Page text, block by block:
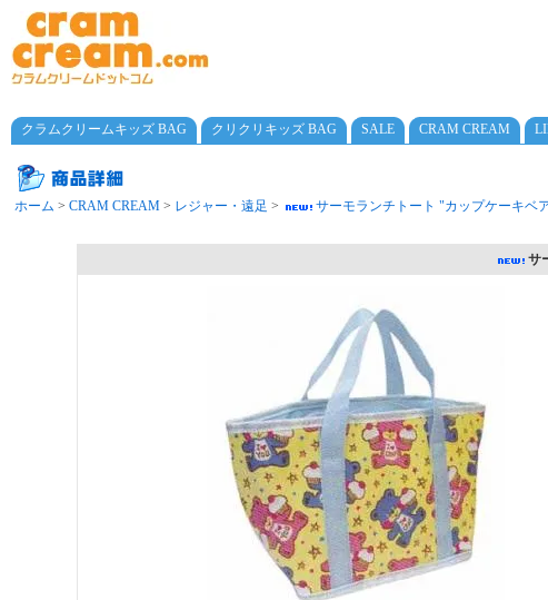
クラムクリームキッズ BAG クリクリキッズ BAG SALE CRAM CREAM
ホーム > CRAM CREAM > レジャー・遠足 > サーモランチトート "カップケーキベ
サ